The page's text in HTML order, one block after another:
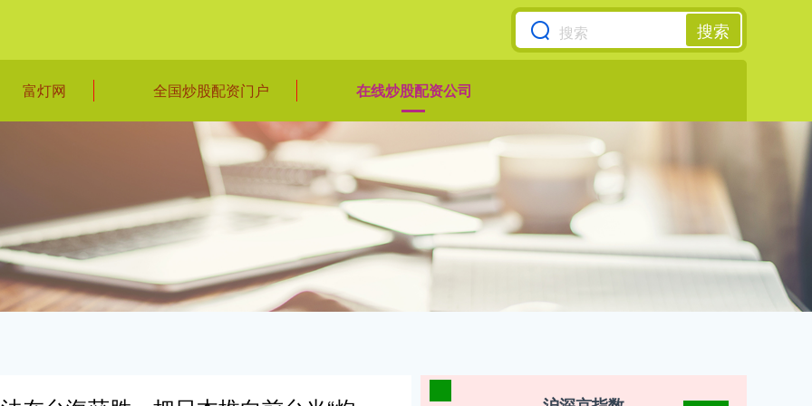
搜索
富灯网 全国炒股配资门户 在线炒股配资公司